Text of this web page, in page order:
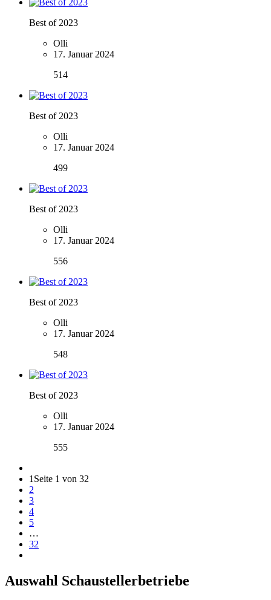
Best of 2023
Olli
17. Januar 2024
514
Best of 2023
Olli
17. Januar 2024
499
Best of 2023
Olli
17. Januar 2024
556
Best of 2023
Olli
17. Januar 2024
548
Best of 2023
Olli
17. Januar 2024
555
1 Seite 1 von 32
2
3
4
5
…
32
Auswahl Schaustellerbetriebe